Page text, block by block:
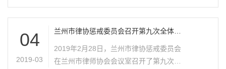
行。律所主任李成主持会议并发表讲话对2
018年律所的工作做了总结，律所副主任
柳向奎、赵利东、杨元昊以及全体律师参
04
2019-03
兰州市律协惩戒委员会召开第九次全体委
2019年2月28日，兰州市律协惩戒委员会
在兰州市律师协会会议室召开了第九次全